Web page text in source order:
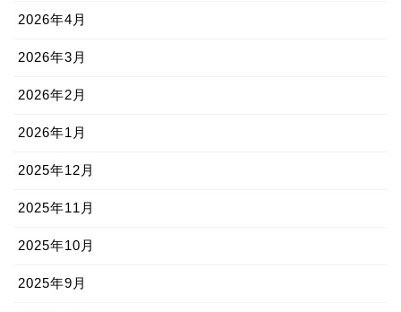
2026年4月
2026年3月
2026年2月
2026年1月
2025年12月
2025年11月
2025年10月
2025年9月